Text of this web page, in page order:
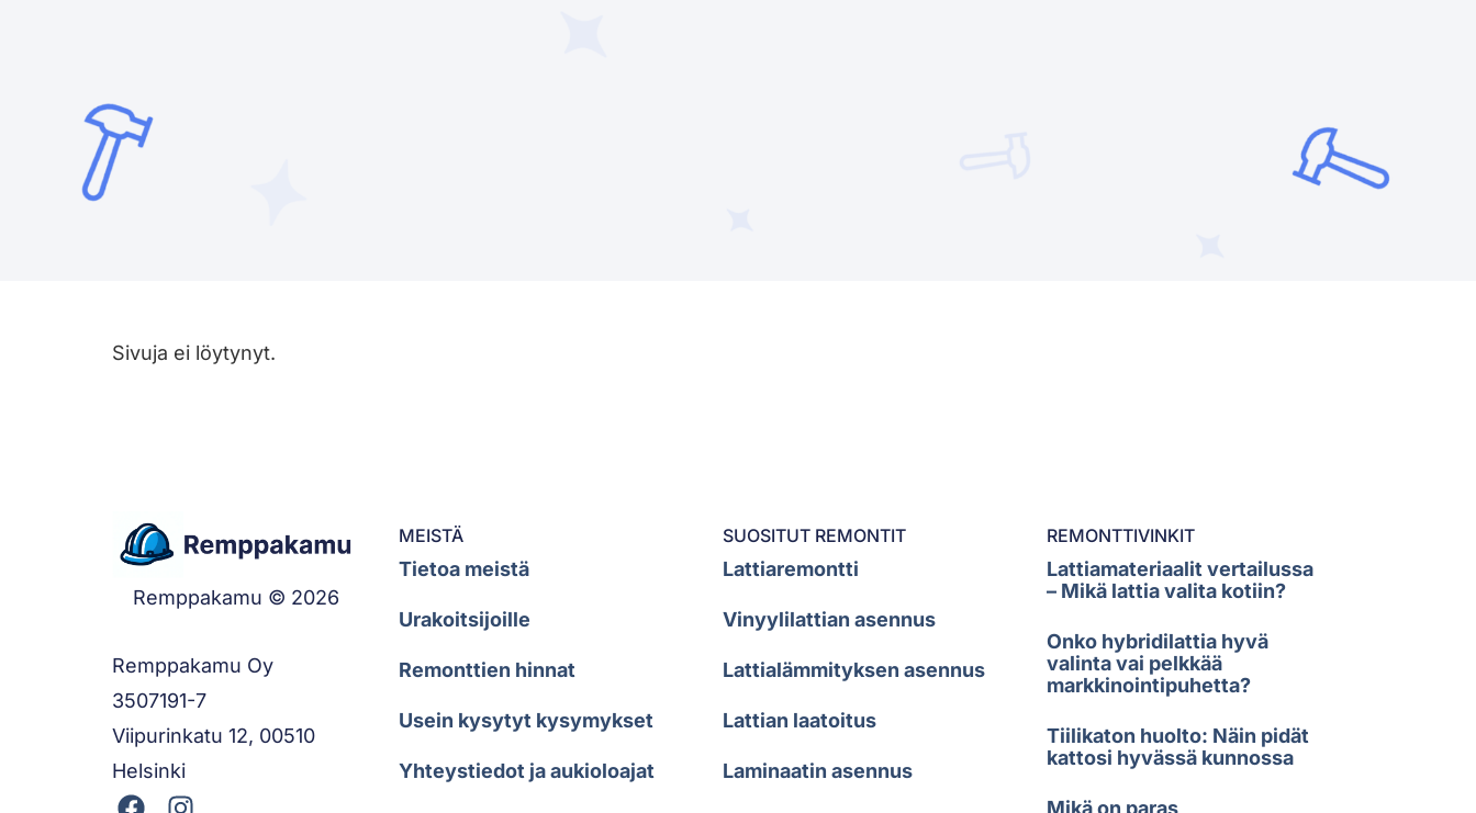
Sivuja ei löytynyt.
Remppakamu © 2026
Remppakamu Oy
3507191-7
Viipurinkatu 12, 00510
Helsinki
MEISTÄ
Tietoa meistä
Urakoitsijoille
Remonttien hinnat
Usein kysytyt kysymykset
Yhteystiedot ja aukioloajat
SUOSITUT REMONTIT
Lattiaremontti
Vinyylilattian asennus
Lattialämmityksen asennus
Lattian laatoitus
Laminaatin asennus
REMONTTIVINKIT
Lattiamateriaalit vertailussa
– Mikä lattia valita kotiin?
Onko hybridilattia hyvä
valinta vai pelkkää
markkinointipuhetta?
Tiilikaton huolto: Näin pidät
kattosi hyvässä kunnossa